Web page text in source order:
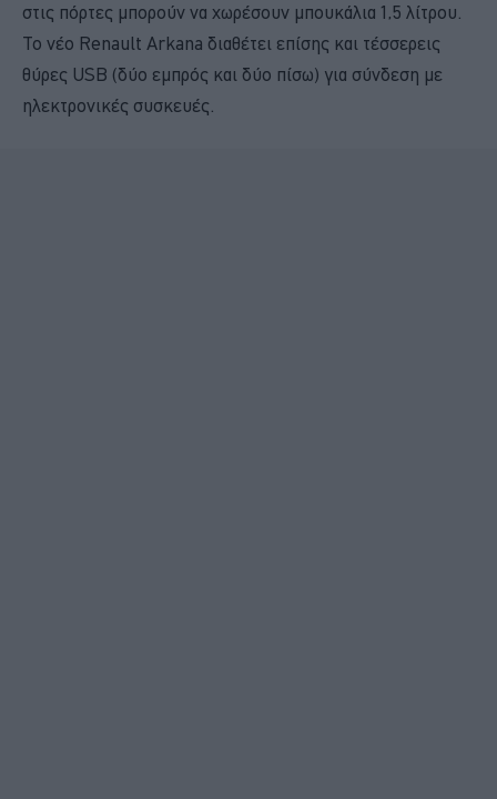
στις πόρτες μπορούν να χωρέσουν μπουκάλια 1,5 λίτρου.
Το νέο Renault Arkana διαθέτει επίσης και τέσσερεις
θύρες USB (δύο εμπρός και δύο πίσω) για σύνδεση με
ηλεκτρονικές συσκευές.